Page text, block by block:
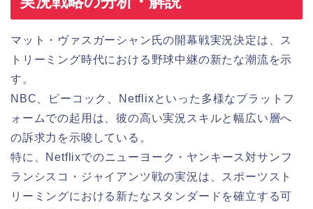
マット・ヴァスガーシャン氏の開幕戦実況決定は、ス
トリーミング時代における野球中継の新たな潮流を示
す。
NBC、ピーコック、Netflixといった多様なプラットフ
ォームでの起用は、彼の高い実況スキルと幅広い層へ
の訴求力を示唆している。
特に、Netflixでのニューヨーク・ヤンキース対サンフ
ランシスコ・ジャイアンツ戦の実況は、スポーツスト
リーミングにおける新たなスタンダードを確立する可